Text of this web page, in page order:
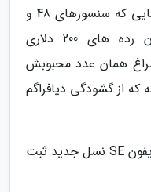
کاملا قابل قبول ارائه دهد. در روزهایی که سنسورهای 48 و
64 مگاپیکسلی به وفور در میان رده های 200 دلاری
همان عدد محبوبش
رفته که از گشودگی دیافراگم
نمونه تصویری که اپل می گوید با آیفون SE نسل جدید ثبت